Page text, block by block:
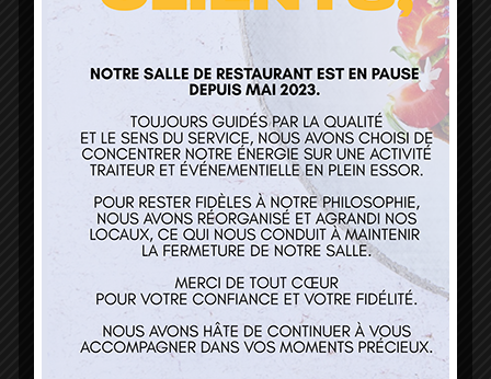
L’Atelier de Guillaume
1 Lieu Dit Sur Les Prés
68160 Sainte Marie Aux Mines
contact@atelierdeguillaume.fr
Nos services
Restaurant
Contact